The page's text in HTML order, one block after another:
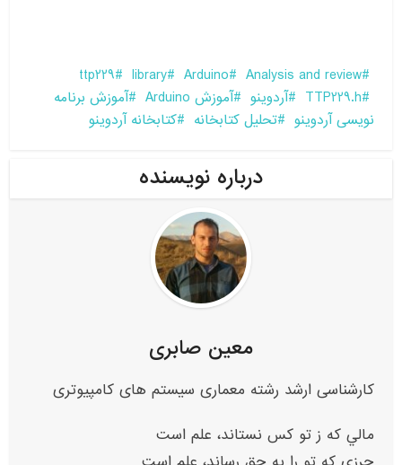
Analysis and review
Arduino
library
ttp229
TTP229.h
آردوینو آموزش Arduino
آموزش برنامه
نویسی آردوینو
تحلیل کتابخانه کتابخانه آردوینو
درباره نویسنده
معین صابری
کارشناسی ارشد رشته معماری سیستم های کامپیوتری
مالي که ز تو کس نستاند، علم است